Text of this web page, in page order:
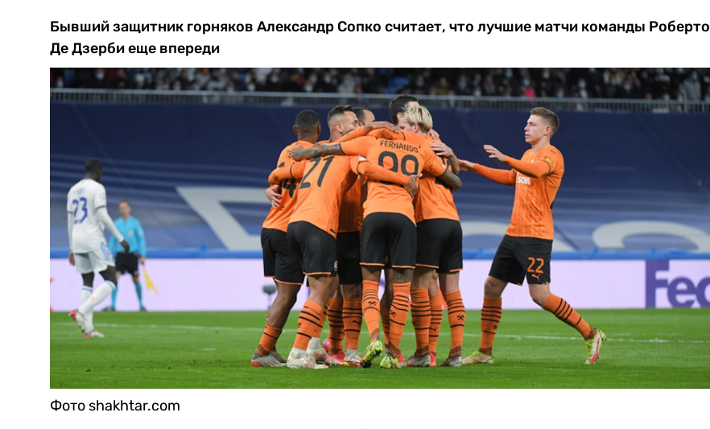
Бывший защитник горняков Александр Сопко считает, что лучшие матчи команды Роберто
Де Дзерби еще впереди
Фото shakhtar.com